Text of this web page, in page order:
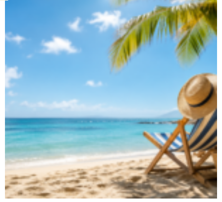
Ein Gebrauchtwagen ist immer Vertrauenssache.
Deshalb legen wir im Autohaus Bleicher großen Wert auf:
✔ transparente Fahrzeughistorie
✔ nachvollziehbare Wartungsunterlagen
✔ sorgfältige technische Prüfung
✔ persönliche Beratung
✔ faire Fahrzeugbewertung
Unser Ziel ist nicht der schnelle Verkauf, sondern
zufriedene Kunden, die viele Jahre Freude an ihrem
Fahrzeug haben.